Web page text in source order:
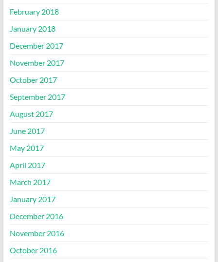
February 2018
January 2018
December 2017
November 2017
October 2017
September 2017
August 2017
June 2017
May 2017
April 2017
March 2017
January 2017
December 2016
November 2016
October 2016